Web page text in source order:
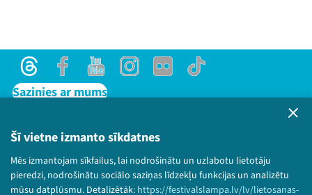
Šī vietne izmanto sīkdatnes
Mēs izmantojam sīkfailus, lai nodrošinātu un uzlabotu lietotāju
pieredzi, nodrošinātu sociālo saziņas līdzekļu funkcijas un analizētu
mūsu datplūsmu. Detalizētāk: https://festivalslampa.lv/lv/lietosanas-
ThreadsFacebookYoutubeInstagram
Flick TikTok
Sazinies ar mums
Lietošanas noteikumi un sīkdatņu politika
Bērnu aizsardzības politika
© 2026 Sarunu festivāls LAMPA Visas tiesības
paturētas.